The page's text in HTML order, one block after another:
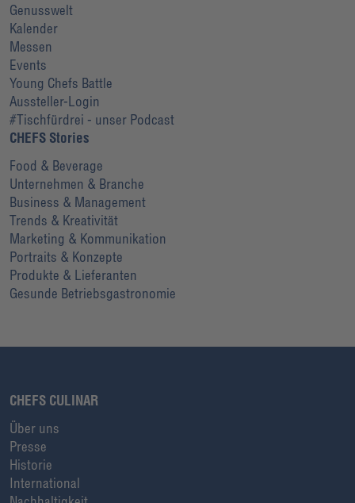
Genusswelt
Kalender
Messen
Events
Young Chefs Battle
Aussteller-Login
#Tischfürdrei - unser Podcast
CHEFS Stories
Food & Beverage
Unternehmen & Branche
Business & Management
Trends & Kreativität
Marketing & Kommunikation
Portraits & Konzepte
Produkte & Lieferanten
Gesunde Betriebsgastronomie
CHEFS CULINAR
Über uns
Presse
Historie
International